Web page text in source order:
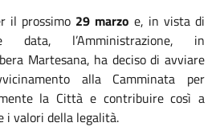
il prossimo 29 marzo e, in vista di
data, l’Amministrazione, in
Martesana, ha deciso di avviare
alla Camminata per
la Città e contribuire così a
i valori della legalità.